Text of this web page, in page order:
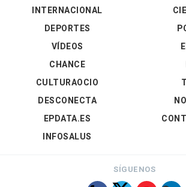
INTERNACIONAL
DEPORTES
VÍDEOS
CHANCE
CULTURAOCIO
DESCONECTA
EPDATA.ES
INFOSALUS
SÍGUENOS